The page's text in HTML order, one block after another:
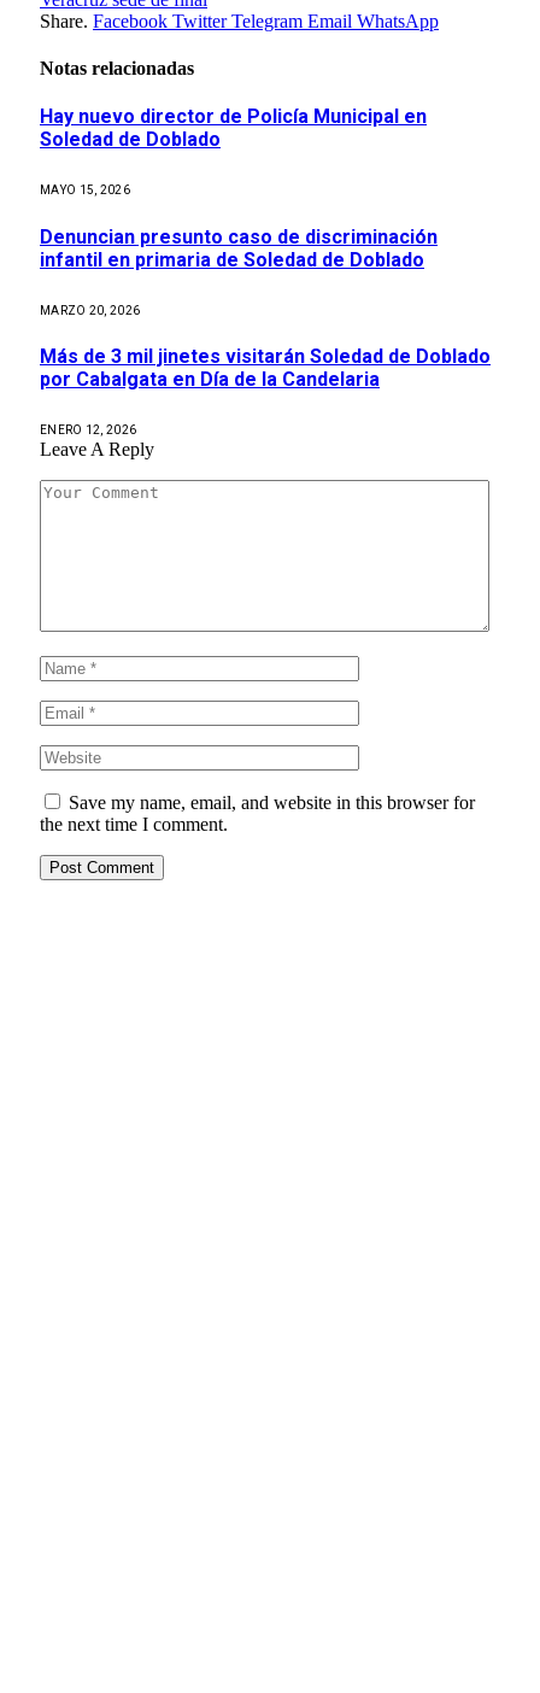
Share. Facebook Twitter Telegram Email WhatsApp
Notas relacionadas
Hay nuevo director de Policía Municipal en
Soledad de Doblado
MAYO 15, 2026
Denuncian presunto caso de discriminación
infantil en primaria de Soledad de Doblado
MARZO 20, 2026
Más de 3 mil jinetes visitarán Soledad de Doblado
por Cabalgata en Día de la Candelaria
ENERO 12, 2026
Leave A Reply
Save my name, email, and website in this browser for
the next time I comment.